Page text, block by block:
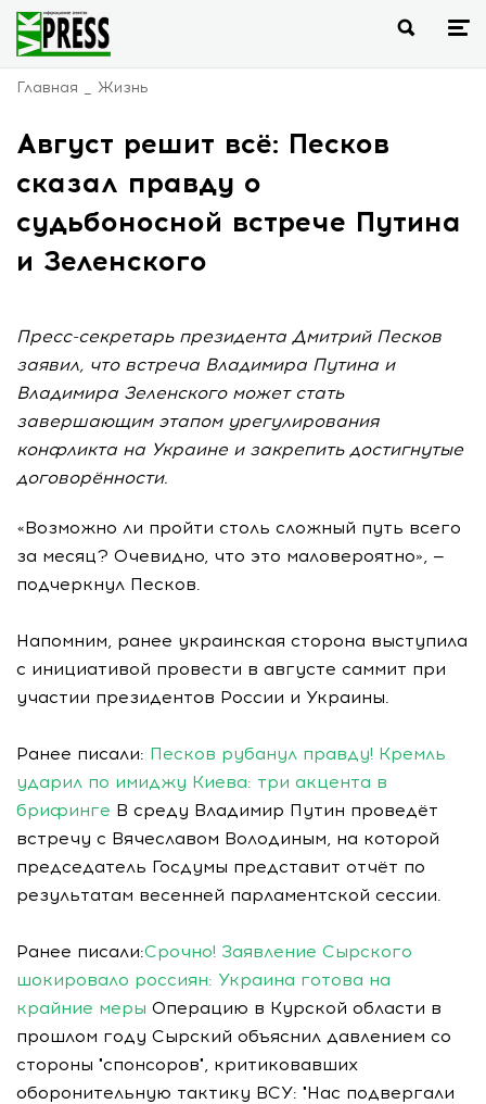
Главная Жизнь
Август решит всё: Песков
сказал правду о
судьбоносной встрече Путина
и Зеленского
Пресс-секретарь президента Дмитрий Песков
заявил, что встреча Владимира Путина и
Владимира Зеленского может стать
завершающим этапом урегулирования
конфликта на Украине и закрепить достигнутые
договорённости.
«Возможно ли пройти столь сложный путь всего
за месяц? Очевидно, что это маловероятно», —
подчеркнул Песков.
Напомним, ранее украинская сторона выступила
с инициативой провести в августе саммит при
участии президентов России и Украины.
Ранее писали: Песков рубанул правду! Кремль
ударил по имиджу Киева: три акцента в
брифинге В среду Владимир Путин проведёт
встречу с Вячеславом Володиным, на которой
председатель Госдумы представит отчёт по
результатам весенней парламентской сессии.
Ранее писали:Срочно! Заявление Сырского
шокировало россиян: Украина готова на
крайние меры Операцию в Курской области в
прошлом году Сырский объяснил давлением со
стороны "спонсоров", критиковавших
оборонительную тактику ВСУ: "Нас подвергали